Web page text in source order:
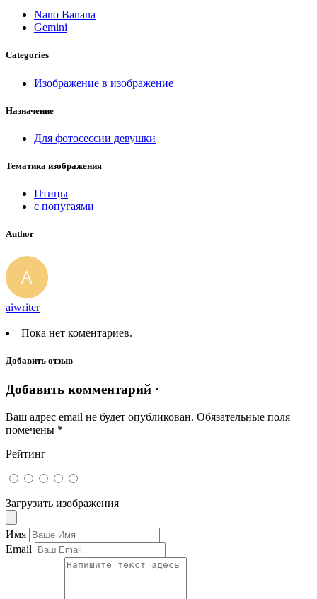
Nano Banana
Gemini
Categories
Изображение в изображение
Назначение
Для фотосессии девушки
Тематика изображения
Птицы
с попугаями
Author
aiwriter
Пока нет коментариев.
Добавить отзыв
Добавить комментарий ·
Ваш адрес email не будет опубликован. Обязательные поля
помечены *
Рейтинг
Загрузить изображения
Имя
Email